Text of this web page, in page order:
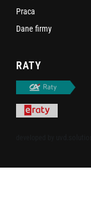
Praca
Dane firmy
RATY